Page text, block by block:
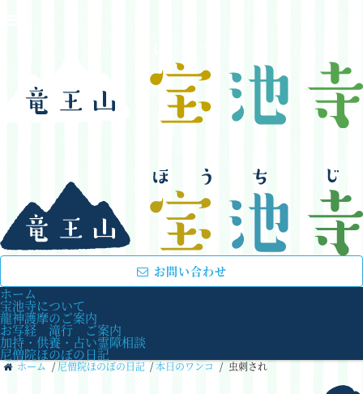
お問い合わせ
ホーム
宝池寺について
龍神護摩のご案内
お写経 滝行 ご案内
加持・供養・占い霊障相談
尼僧院ほのぼの日記
ホーム / 尼僧院ほのぼの日記 /本日のワンコ / 虫刺され